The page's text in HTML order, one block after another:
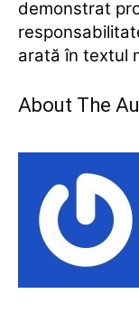
demonstrat
arată în textul
About The